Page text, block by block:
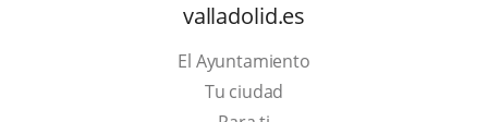
valladolid.es
El Ayuntamiento
Tu ciudad